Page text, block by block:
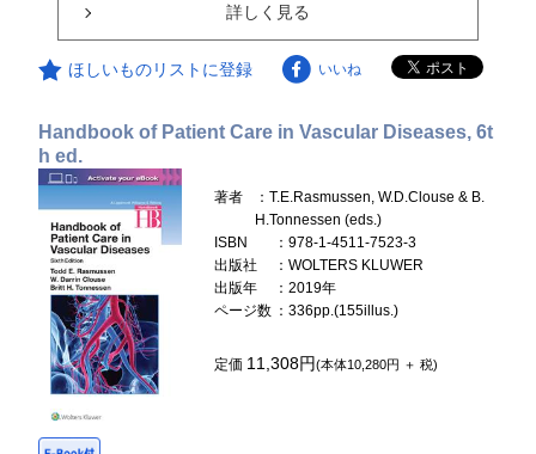
詳しく見る
ほしいものリストに登録 いいね
Handbook of Patient Care in Vascular Diseases, 6t
h ed.
著者
：T.E.Rasmussen, W.D.Clouse & B.
H.Tonnessen (eds.)
ISBN
：978-1-4511-7523-3
出版社
：WOLTERS KLUWER
出版年
：2019年
ページ数 ：336pp.(155illus.)
定価 11,308円(本体10,280円 ＋ 税)